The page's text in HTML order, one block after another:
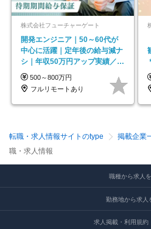
株式会社フューチャーゲート
開発エンジニア｜50～60代が
中心に活躍｜定年後の給与減ナ
シ｜年収50万円アップ実績／昇
給率92％（直近3年）
500～800万円
フルリモートあり
転職・求人情報サイトのtype 掲載企業
職・求人情報
職種から求人
勤務地から求人
求人掲載・利用規約